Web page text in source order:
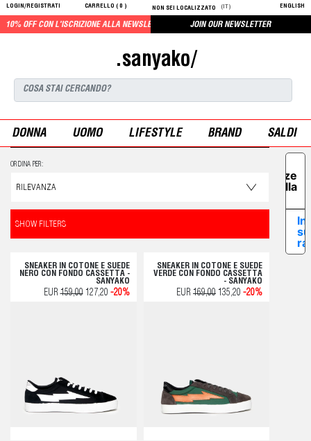
LOGIN/REGISTRATI CARRELLO ( 0 ) NON SEI LOCALIZZATO (IT) ENGLISH
OFF CON L'ISCRIZIONE ALLA NEWSLETTER JOIN OUR NEWSLETTER
.sanyako/
DONNA UOMO LIFESTYLE BRAND SALDI
ORDINA PER:
SHOW FILTERS
SNEAKER IN COTONE E SUEDE
NERO CON FONDO CASSETTA -
SANYAKO
EUR159,00127,20 -20%
SNEAKER IN COTONE E SUEDE
VERDE CON FONDO CASSETTA
- SANYAKO
EUR 169,00 135,20 -20%
preferenze
relative alla